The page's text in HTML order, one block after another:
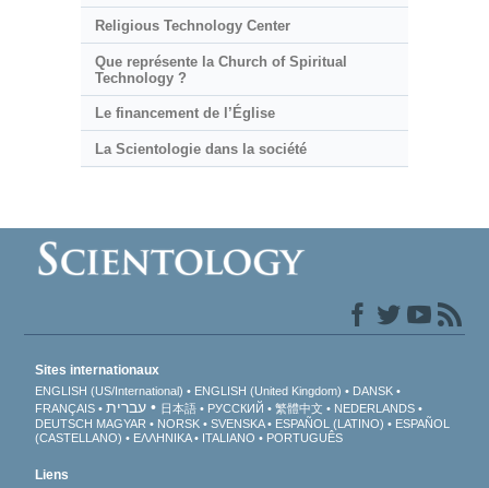
Religious Technology Center
Que représente la Church of Spiritual
Technology ?
Le financement de l’Église
La Scientologie dans la société
Sites internationaux
ENGLISH (US/International) ENGLISH (United Kingdom)
DANSK
FRANÇAIS
עברית 日本語 РУССКИЙ 繁體中文
NEDERLANDS
DEUTSCH MAGYAR NORSK SVENSKA ESPAÑOL (LATINO)
ESPAÑOL
(CASTELLANO)
ΕΛΛΗΝΙΚA ITALIANO PORTUGUÊS
Liens